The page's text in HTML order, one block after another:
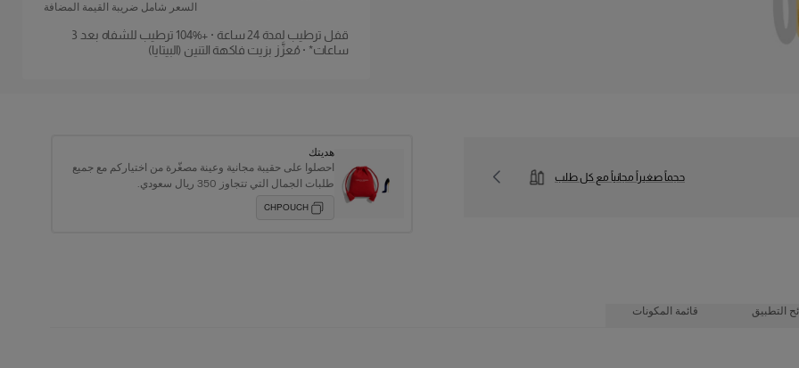
السعر شامل ضريبة القيمة المضافة
تفاصيل المنتج
قفل ترطيب لمدة 24 ساعة · ‏+104% ترطيب للشفاه بعد 3
ساعات* · مُعزَّز بزيت فاكهة التنين (البيتايا)
حجماً صغيراً مجانياً مع كل طلب
هديتك
احصلوا على حقيبة مجانية وعينة مصغّرة من اختياركم مع جميع
طلبات الجمال التي تتجاوز 350 ريال سعودي.
CHPOUCH
التطبيق قائمة المكونات